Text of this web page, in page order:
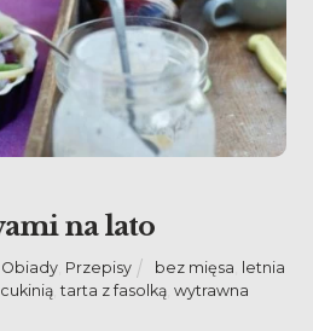
na lato
Obiady Przepisy bez mięsa letnia
,tarta z fasolką ,wytrawna